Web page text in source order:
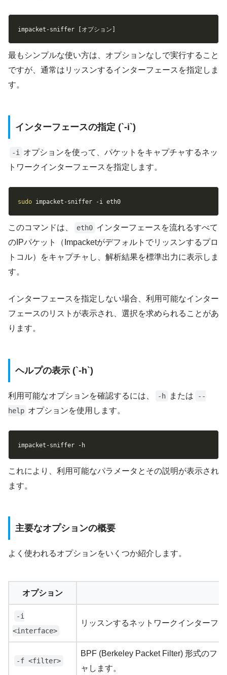
impacket-sniffer [オプション ]
最もシンプルな使い方は、オプションなしで実行すること
ですが、通常はリッスンするインターフェースを指定しま
す。
インターフェースの指定 (`-i`)
-i
オプションを使って、パケットをキャプチャするネッ
トワークインターフェースを指定します。
sudo impacket-sniffer -i eth0
このコマンドは、 eth0 インターフェースを流れるすべて
のIPパケット（Impacketがデフォルトでリッスンするプロ
トコル）をキャプチャし、解析結果を標準出力に表示しま
す。
インターフェースを指定しない場合、利用可能なインター
フェースのリストが表示され、選択を求められることがあ
ります。
ヘルプの表示 (`-h`)
利用可能なオプションを確認するには、 -h または
--
help オプションを使用します。
impacket-sniffer -h
これにより、利用可能なパラメータとその説明が表示され
ます。
主要なオプションの概要
よく使われるオプションをいくつか紹介します。
オプション
-i
<interface>
リッスンするネットワークインターフ
-f <filter>
BPF (Berkeley Packet Filter) 形式のフ
ャします。